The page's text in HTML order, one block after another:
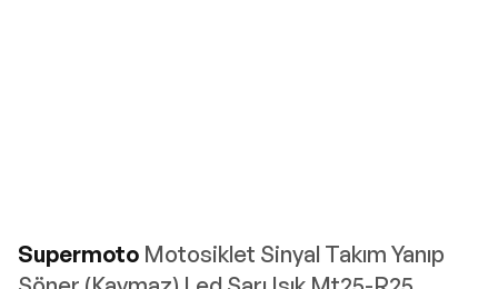
Supermoto Motosiklet Sinyal Takım Yanıp